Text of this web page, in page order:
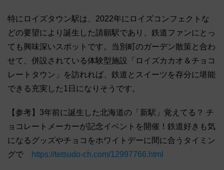
特にロイズタウン駅は、2022年にロイズコンフェクトな
どの要望により誕生した請願駅であり、鉄道ファンにとっ
ても興味深いスポットです。当別町のガーデン散策と合わ
せて、併設されている体験型施設「ロイズカカオ＆チョコ
レートタウン」を訪れれば、鉄道とスイーツを存分に堪能
できる充実した1日になりそうです。
【参考】3年前に誕生した北海道の「新駅」覚えてる？ チ
ョコレートメーカーが記念イベントを開催！鉄道好きも気
になるグッズやチョコをホワイトデーに間に合うタイミン
グで
https://tetsudo-ch.com/12997766.html